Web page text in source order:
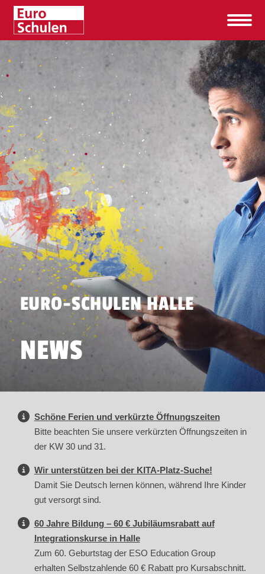
EURO-SCHULEN HALLE
NEWS
Schöne Ferien und verkürzte Öffnungszeiten
Bitte beachten Sie unsere verkürzten Öffnungszeiten in
der KW 30 und 31.
Wir unterstützen bei der KITA-Platz-Suche!
Damit Sie Deutsch lernen können, während Ihre Kinder
gut versorgt sind.
60 Jahre Bildung – 60 € Jubiläumsrabatt auf
Integrationskurse in Halle
Zum 60. Geburtstag der ESO Education Group
erhalten Selbstzahlende 60 € Rabatt pro Kursabschnitt.